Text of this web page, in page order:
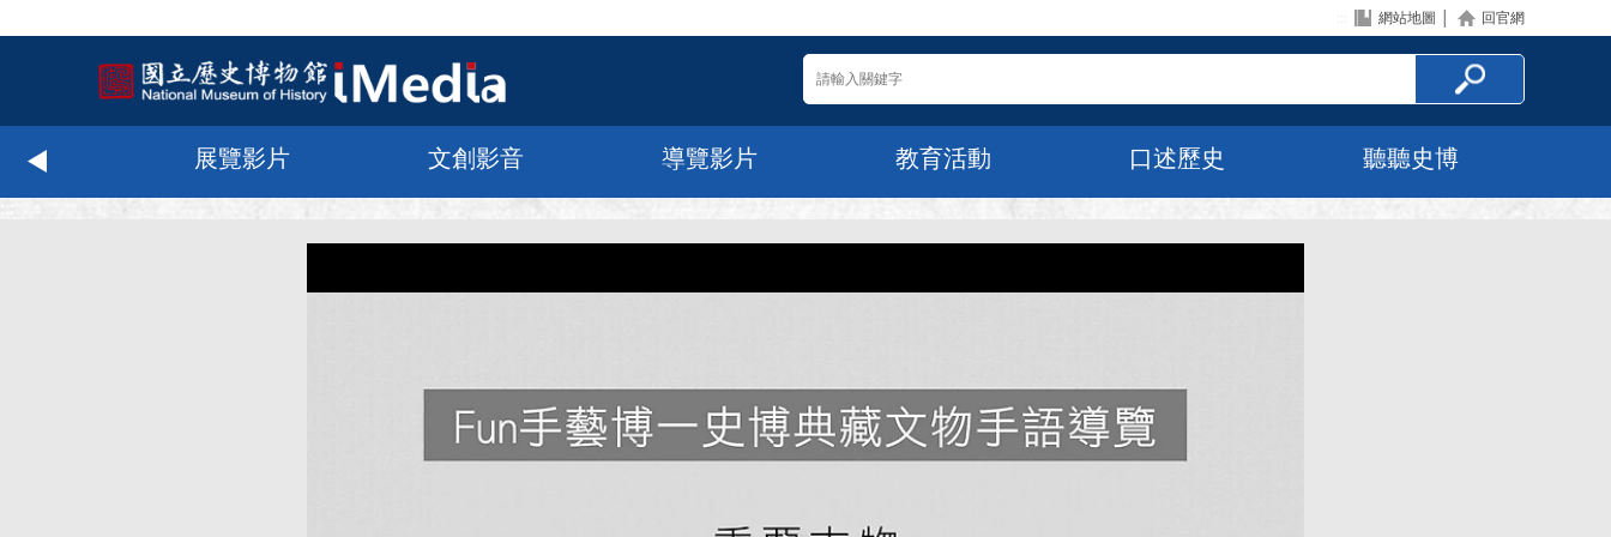
::: 網站地圖 回官網
技 展覽影片 文創影音 導覽影片 教育活動 口述歷史 聽聽史博